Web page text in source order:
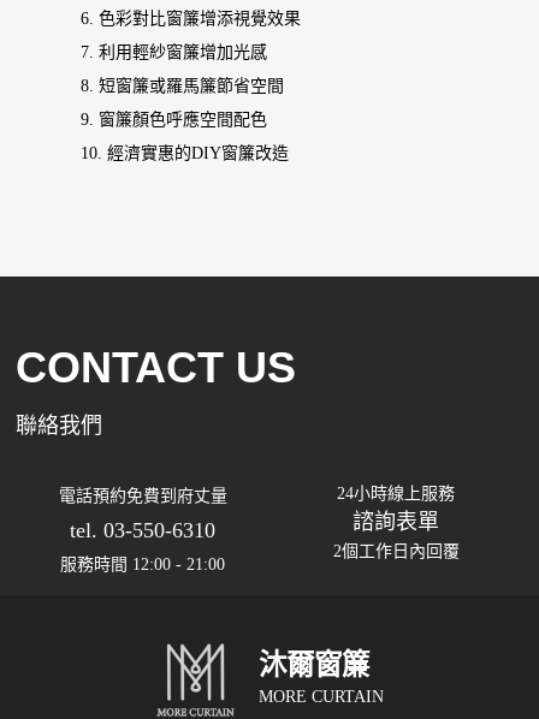
6. 色彩對比窗簾增添視覺效果
7. 利用輕紗窗簾增加光感
8. 短窗簾或羅馬簾節省空間
9. 窗簾顏色呼應空間配色
10. 經濟實惠的DIY窗簾改造
CONTACT US
聯絡我們
電話預約免費到府丈量
tel. 03-550-6310
服務時間 12:00 - 21:00
24小時線上服務
諮詢表單
2個工作日內回覆
沐爾窗簾
MORE CURTAIN